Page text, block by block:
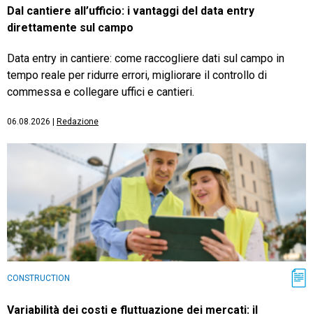
Dal cantiere all’ufficio: i vantaggi del data entry
direttamente sul campo
Data entry in cantiere: come raccogliere dati sul campo in
tempo reale per ridurre errori, migliorare il controllo di
commessa e collegare uffici e cantieri.
06.08.2026 Redazione
CONSTRUCTION
Variabilità dei costi e fluttuazione dei mercati: il